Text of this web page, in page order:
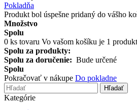
Pokladňa
Produkt bol úspešne pridaný do vášho
Množstvo
Spolu
0 ks tovaru Vo vašom košíku je 1
Spolu za produkty:
Spolu za doručenie: Bude určené
Spolu
Pokračovať v nákupe Do pokladne
Hľadať
Kategórie